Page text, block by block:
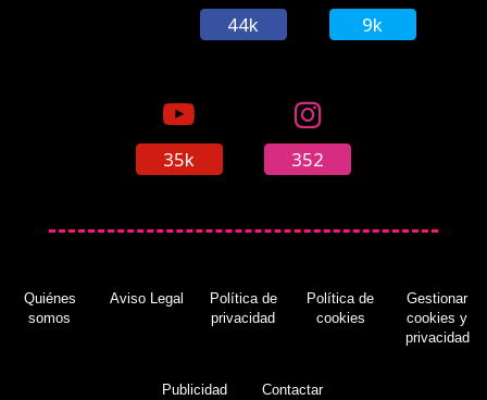
44k 9k
35k 352
Quiénes
somos
Aviso Legal
Política de
privacidad
Política de
cookies
Gestionar
cookies y
privacidad
Publicidad Contactar